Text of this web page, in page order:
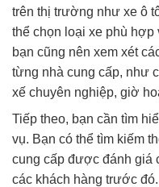
trên thị trường như xe ô
thể chọn loại xe phù hợp
bạn cũng nên xem xét
từng nhà cung cấp, như
xế chuyên nghiệp, giờ
Tiếp theo, bạn cần tìm
vụ. Bạn có thể tìm kiếm
cung cấp được đánh giá
các khách hàng trước